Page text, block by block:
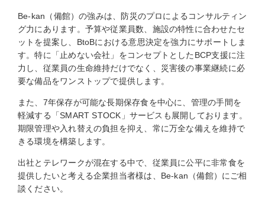
Be-kan（備館）の強みは、防災のプロによるコンサルティン
グ力にあります。予算や従業員数、施設の特性に合わせたセ
ットを提案し、BtoBにおける意思決定を強力にサポートしま
す。特に「止めない会社」をコンセプトとしたBCP支援に注
力し、従業員の生命維持だけでなく、災害後の事業継続に必
要な備品をワンストップで提供します。
また、7年保存が可能な長期保存食を中心に、管理の手間を
軽減する「SMART STOCK」サービスも展開しております。
期限管理や入れ替えの負担を抑え、常に万全な備えを維持で
きる環境を構築します。
出社とテレワークが混在する中で、従業員に公平に非常食を
提供したいと考える企業担当者様は、Be-kan（備館）にご相
談ください。